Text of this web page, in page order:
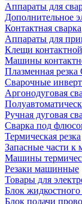
Аппараты для
Дополнительное
Контактная сварка
Аппараты для
Клещи
Машины
Плазменная резка
Сварочные
Аргонодуговая
Ручная дуговая
Сварка под
Термическая резка
Запасные части к
Машины
Резаки машинные
Товары для
Блок
Блок подачи